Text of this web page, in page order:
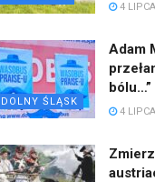
4
DOLNY ŚLĄSK
Adam
bólu…”
4